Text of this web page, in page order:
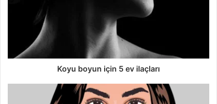
Koyu boyun için 5 ev ilaçları